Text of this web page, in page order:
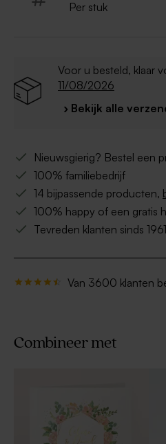
Per stuk
Voor u besteld, klaar
11/08/2026
› Bekijk alle
Nieuwsgierig? Bestel een
100% familiebedrijf
14 bijpassende producten,
100% happy of een gratis
Tevreden klanten sinds 1961
Van 3600 klanten
Combineer met